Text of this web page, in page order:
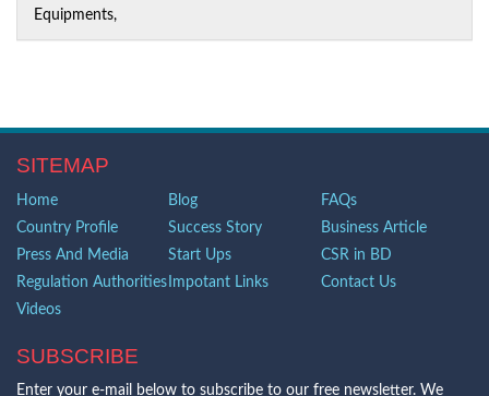
Equipments,
SITEMAP
Home Blog
FAQs
Country Profile
Success Story
Business Article
Press And Media
Start Ups
CSR in BD
Regulation Authorities Impotant Links
Contact Us
Videos
SUBSCRIBE
Enter your e-mail below to subscribe to our free newsletter. We